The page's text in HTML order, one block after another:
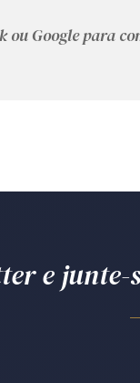
ou Google para
e